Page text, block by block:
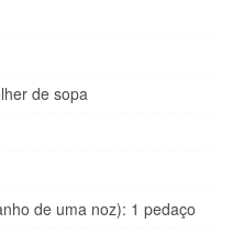
de sopa
de uma noz): 1 pedaço